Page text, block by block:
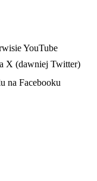
YouTube
X (dawniej Twitter)
na Facebooku